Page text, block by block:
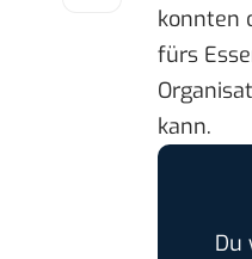
konnten
fürs
kann.
Du